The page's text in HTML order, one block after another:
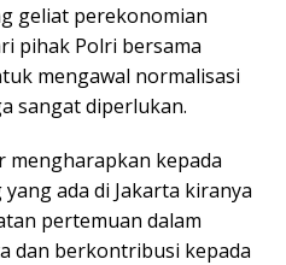
geliat perekonomian
pihak Polri bersama
mengawal normalisasi
sangat diperlukan.
mengharapkan kepada
ada di Jakarta kiranya
pertemuan dalam
dan berkontribusi kepada